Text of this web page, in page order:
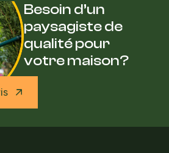
Besoin d’un
paysagiste de
qualité pour
votre maison?